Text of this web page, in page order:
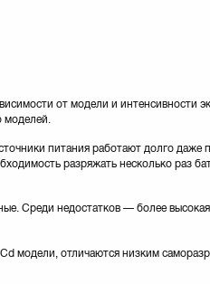
от модели и интенсивности
питания работают долго даже
разряжать несколько раз
Среди недостатков — более высокая
отличаются низким